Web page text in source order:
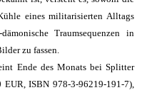
eines militarisierten Alltags
Traumsequenzen in
zu fassen.
Ende des Monats bei Splitter
EUR, ISBN 978-3-96219-191-7),